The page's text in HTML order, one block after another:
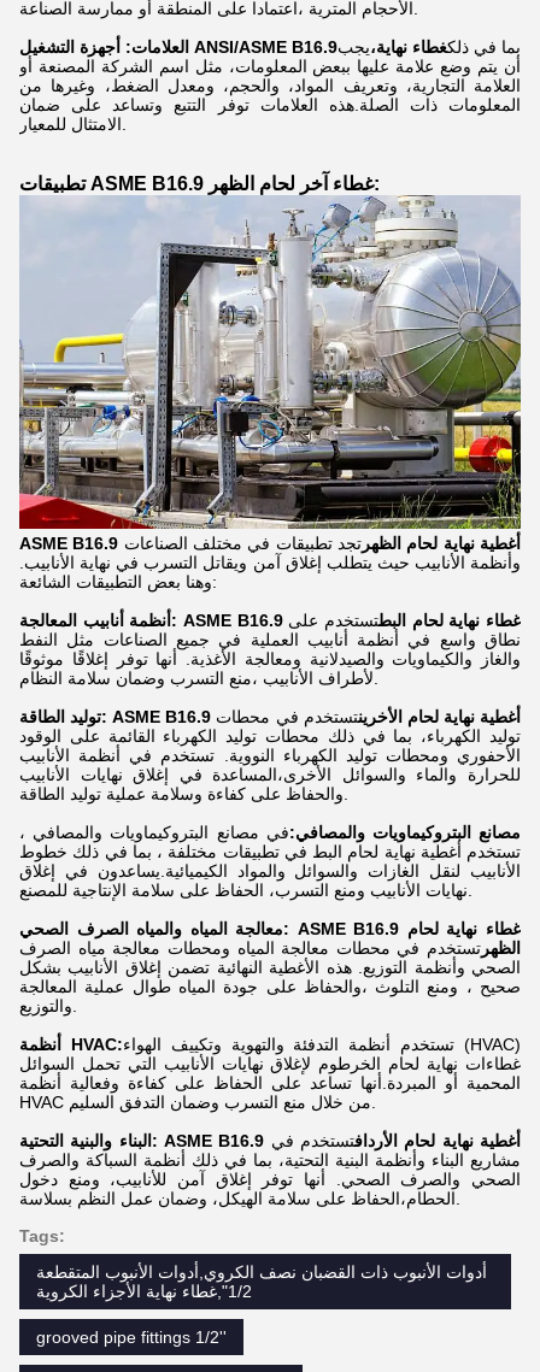
العلامات: أجهزة التشغيل ANSI/ASME B16.9 بما في ذلكغطاء نهاية،يجب
أن يتم وضع علامة عليها ببعض المعلومات، مثل اسم الشركة المصنعة أو
العلامة التجارية، وتعريف المواد، والحجم، ومعدل الضغط، وغيرها من
المعلومات ذات الصلة.هذه العلامات توفر التتبع وتساعد على ضمان
تطبيقات ASME B16.9 غطاء آخر لحام الظهر:
ASME B16.9 أغطية نهاية لحام الظهر تجد تطبيقات في مختلف الصناعات
وأنظمة الأنابيب حيث يتطلب إغلاق آمن ويقاتل التسرب في نهاية الأنابيب.
وهنا بعض التطبيقات الشائعة:
أنظمة أنابيب المعالجة: ASME B16.9 غطاء نهاية لحام البطتستخدم على
نطاق واسع في أنظمة أنابيب العملية في جميع الصناعات مثل النفط
والغاز والكيماويات والصيدلانية ومعالجة الأغذية. أنها توفر إغلاقًا موثوقًا
لأطراف الأنابيب ،منع التسرب وضمان سلامة النظام.
توليد الطاقة: ASME B16.9 أغطية نهاية لحام الأخرينتستخدم في محطات
توليد الكهرباء، بما في ذلك محطات توليد الكهرباء القائمة على الوقود
الأحفوري ومحطات توليد الكهرباء النووية. تستخدم في أنظمة الأنابيب
للحرارة والماء والسوائل الأخرى،المساعدة في إغلاق نهايات الأنابيب
والحفاظ على كفاءة وسلامة عملية توليد الطاقة.
مصانع البتروكيماويات والمصافي:في مصانع البتروكيماويات والمصافي ،
تستخدم أغطية نهاية لحام البط في تطبيقات مختلفة ، بما في ذلك خطوط
الأنابيب لنقل الغازات والسوائل والمواد الكيميائية.يساعدون في إغلاق
نهايات الأنابيب ومنع التسرب، الحفاظ على سلامة الإنتاجية للمصنع.
معالجة المياه والمياه الصرف الصحي: ASME B16.9 غطاء نهاية لحام
الظهر تستخدم في محطات معالجة المياه ومحطات معالجة مياه الصرف
الصحي وأنظمة التوزيع. هذه الأغطية النهائية تضمن إغلاق الأنابيب بشكل
صحيح ، ومنع التلوث ،والحفاظ على جودة المياه طوال عملية المعالجة
والتوزيع.
أنظمة HVAC:تستخدم أنظمة التدفئة والتهوية وتكييف الهواء (HVAC)
غطاءات نهاية لحام الخرطوم لإغلاق نهايات الأنابيب التي تحمل السوائل
المحمية أو المبردة.أنها تساعد على الحفاظ على كفاءة وفعالية أنظمة
HVAC من خلال منع التسرب وضمان التدفق السليم.
البناء والبنية التحتية: ASME B16.9 أغطية نهاية لحام الأردافتستخدم في
مشاريع البناء وأنظمة البنية التحتية، بما في ذلك أنظمة السباكة والصرف
الصحي والصرف الصحي. أنها توفر إغلاق آمن للأنابيب، ومنع دخول
الحطام،الحفاظ على سلامة الهيكل، وضمان عمل النظم بسلاسة.
Tags:
أدوات الأنبوب ذات القضبان نصف الكروي,أدوات الأنبوب المتقطعة
1/2",غطاء نهاية الأجزاء الكروية
grooved pipe fittings 1/2''